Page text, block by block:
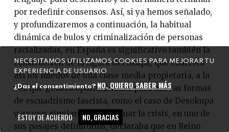
por redefinir consensos. Así, si ya hemos señalado,
y profundizaremos a continuación, la habitual
dinámica de bulos y criminalización de personas
racializadas, en España es significativo también la
construcción de la figura del okupa, que concreta
así los miedos de una clase media propietaria, a la
vez que genera oportunidades para nuevas formas
de escuadrismo fascista, como el caso de Desokupa
y grupos similares. Si Gobernar la crisis, en uno de
sus pasajes definitorios, declaraba que en Reino
NECESITAMOS UTILIZAMOS COOKIES PARA MEJORAR TU
EXPERIENCIA DE USUARIO
¿Das el consentimiento? NO, QUIERO SABER MÁS
ESTOY DE ACUERDO NO, GRACIAS